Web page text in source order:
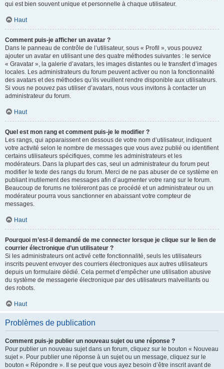
qui est bien souvent unique et personnelle à chaque utilisateur.
Haut
Comment puis-je afficher un avatar ?
Dans le panneau de contrôle de l’utilisateur, sous « Profil », vous pouvez
ajouter un avatar en utilisant une des quatre méthodes suivantes : le service
« Gravatar », la galerie d’avatars, les images distantes ou le transfert d’images
locales. Les administrateurs du forum peuvent activer ou non la fonctionnalité
des avatars et des méthodes qu’ils veuillent rendre disponible aux utilisateurs.
Si vous ne pouvez pas utiliser d’avatars, nous vous invitons à contacter un
administrateur du forum.
Haut
Quel est mon rang et comment puis-je le modifier ?
Les rangs, qui apparaissent en dessous de votre nom d’utilisateur, indiquent
votre activité selon le nombre de messages que vous avez publié ou identifient
certains utilisateurs spécifiques, comme les administrateurs et les
modérateurs. Dans la plupart des cas, seul un administrateur du forum peut
modifier le texte des rangs du forum. Merci de ne pas abuser de ce système en
publiant inutilement des messages afin d’augmenter votre rang sur le forum.
Beaucoup de forums ne toléreront pas ce procédé et un administrateur ou un
modérateur pourra vous sanctionner en abaissant votre compteur de
messages.
Haut
Pourquoi m’est-il demandé de me connecter lorsque je clique sur le lien de
courrier électronique d’un utilisateur ?
Si les administrateurs ont activé cette fonctionnalité, seuls les utilisateurs
inscrits peuvent envoyer des courriers électroniques aux autres utilisateurs
depuis un formulaire dédié. Cela permet d’empêcher une utilisation abusive
du système de messagerie électronique par des utilisateurs malveillants ou
des robots.
Haut
Problèmes de publication
Comment puis-je publier un nouveau sujet ou une réponse ?
Pour publier un nouveau sujet dans un forum, cliquez sur le bouton « Nouveau
sujet ». Pour publier une réponse à un sujet ou un message, cliquez sur le
bouton « Répondre ». Il se peut que vous ayez besoin d’être inscrit avant de